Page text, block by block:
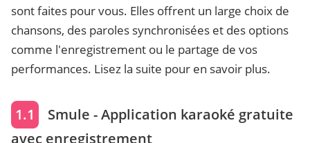
sont faites pour vous. Elles offrent un large choix de
chansons, des paroles synchronisées et des options
comme l'enregistrement ou le partage de vos
performances. Lisez la suite pour en savoir plus.
1.1
Smule - Application karaoké gratuite
avec enregistrement